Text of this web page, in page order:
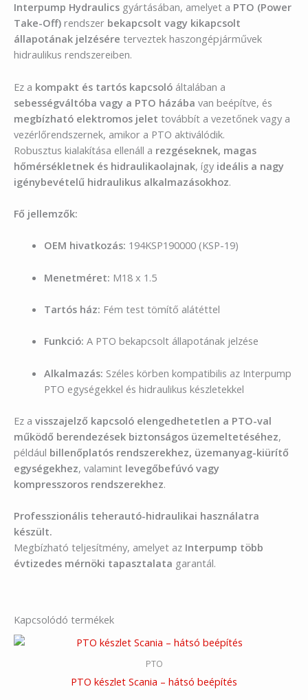
Interpump Hydraulics gyártásában, amelyet a PTO (Power
Take-Off) rendszer bekapcsolt vagy kikapcsolt
állapotának jelzésére terveztek haszongépjárművek
hidraulikus rendszereiben.
Ez a kompakt és tartós kapcsoló általában a
sebességváltóba vagy a PTO házába van beépítve, és
megbízható elektromos jelet továbbít a vezetőnek vagy a
vezérlőrendszernek, amikor a PTO aktiválódik.
Robusztus kialakítása ellenáll a rezgéseknek, magas
hőmérsékletnek és hidraulikaolajnak, így ideális a nagy
igénybevételű hidraulikus alkalmazásokhoz.
Fő jellemzők:
OEM hivatkozás: 194KSP190000 (KSP-19)
Menetméret: M18 x 1.5
Tartós ház: Fém test tömítő alátéttel
Funkció: A PTO bekapcsolt állapotának jelzése
Alkalmazás: Széles körben kompatibilis az Interpump
PTO egységekkel és hidraulikus készletekkel
Ez a visszajelző kapcsoló elengedhetetlen a PTO-val
működő berendezések biztonságos üzemeltetéséhez,
például billenőplatós rendszerekhez, üzemanyag-kiürítő
egységekhez, valamint levegőbefúvó vagy
kompresszoros rendszerekhez.
Professzionális teherautó-hidraulikai használatra
készült.
Megbízható teljesítmény, amelyet az Interpump több
évtizedes mérnöki tapasztalata garantál.
Kapcsolódó termékek
PTO
PTO készlet Scania – hátsó beépítés